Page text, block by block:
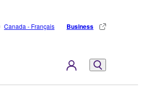
Canada - Français Business